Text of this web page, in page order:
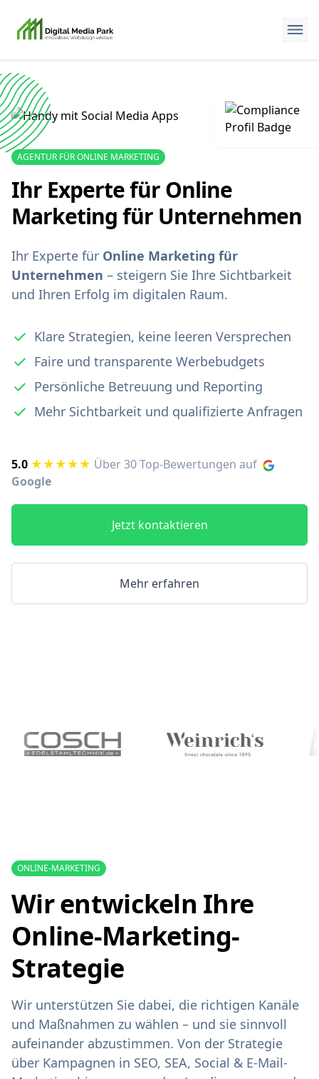
AGENTUR FÜR ONLINE MARKETING
Ihr Experte für Online
Marketing für Unternehmen
Ihr Experte für Online Marketing für
Unternehmen – steigern Sie Ihre Sichtbarkeit
und Ihren Erfolg im digitalen Raum.
Klare Strategien, keine leeren Versprechen
Faire und transparente Werbebudgets
Persönliche Betreuung und Reporting
Mehr Sichtbarkeit und qualifizierte Anfragen
5.0 ★★★★★ Über 30 Top-Bewertungen auf
Google
Jetzt kontaktieren
Mehr erfahren
ONLINE-MARKETING
Wir entwickeln Ihre
Online-Marketing-
Strategie
Wir unterstützen Sie dabei, die richtigen Kanäle
und Maßnahmen zu wählen – und sie sinnvoll
aufeinander abzustimmen. Von der Strategie
über Kampagnen in SEO, SEA, Social & E‑Mail-